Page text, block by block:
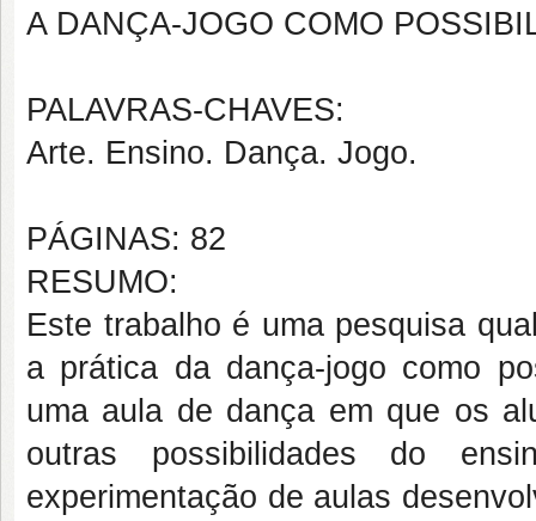
A DANÇA-JOGO COMO
PALAVRAS-CHAVES:
Arte. Ensino. Dança. Jogo.
PÁGINAS: 82
RESUMO:
Este trabalho é uma pesquisa
a prática da dança-jogo como
uma aula de dança em que os
outras possibilidades do
experimentação de aulas